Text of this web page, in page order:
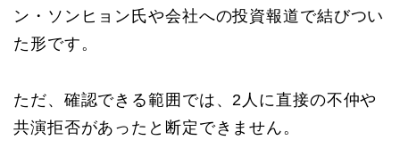
ン・ソンヒョン氏や会社への投資報道で結びつい
た形です。
ただ、確認できる範囲では、2人に直接の不仲や
共演拒否があったと断定できません。